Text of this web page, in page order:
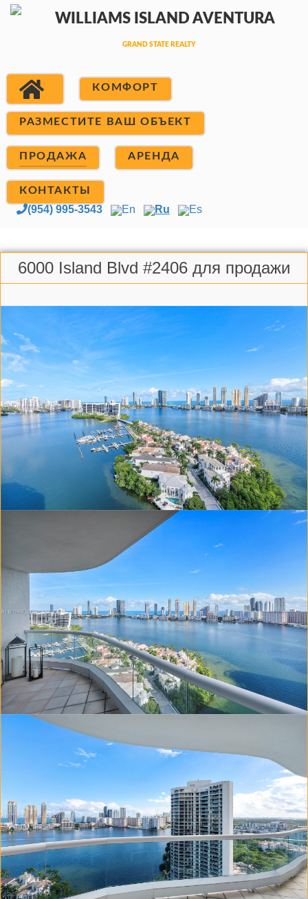
КОМФОРТ
РАЗМЕСТИТЕ ВАШ ОБЪЕКТ
ПРОДАЖА АРЕНДА
КОНТАКТЫ
(954) 995-3543 En Ru Es
6000 Island Blvd #2406 для продажи